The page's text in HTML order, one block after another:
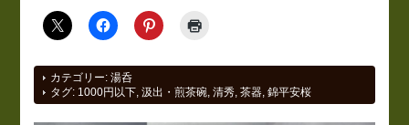
カテゴリー:湯呑
タグ: 1000円以下 ,汲出・煎茶碗 ,清秀 ,茶器 ,錦平安桜